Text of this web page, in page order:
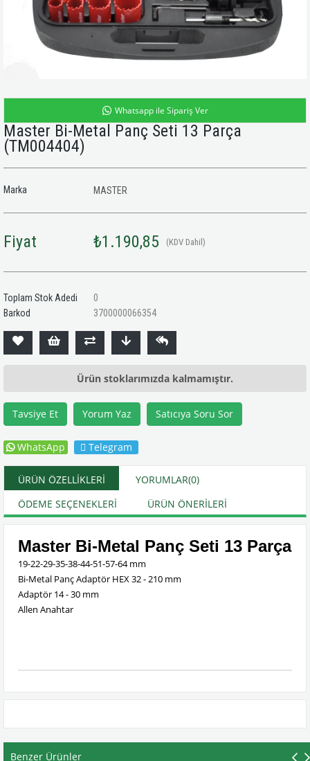
Whatsapp ile Sipariş Ver
Master Bi-Metal Panç Seti 13 Parça
(TM004404)
Marka MASTER
Fiyat ₺1.190,85 (KDV Dahil)
Toplam Stok Adedi
0
Barkod
3700000066354
Ürün stoklarımızda kalmamıştır.
Tavsiye Et Yorum Yaz Satıcıya Soru Sor
WhatsApp Telegram
ÜRÜN ÖZELLIKLERI YORUMLAR(0)
ÖDEME SEÇENEKLERI
ÜRÜN ÖNERILERI
Master Bi-Metal Panç Seti 13 Parça
19-22-29-35-38-44-51-57-64 mm
Bi-Metal Panç Adaptör HEX 32 - 210 mm
Adaptör 14 - 30 mm
Allen Anahtar
Benzer Ürünler